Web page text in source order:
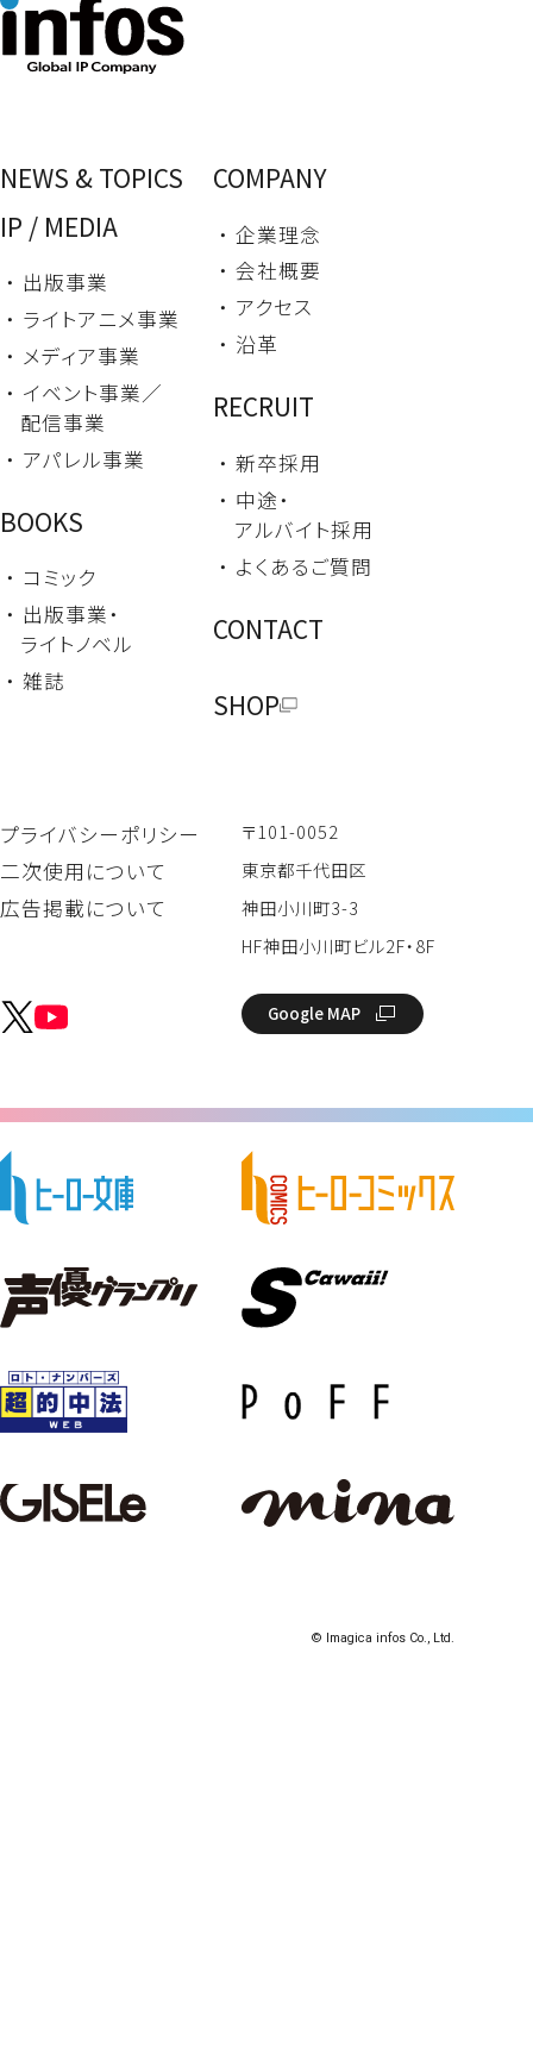
プライバシーポリシー
二次使用について
広告掲載について
〒101-0052
東京都千代田区
神田小川町3-3
HF神田小川町ビル2F・8F
Google MAP
NEWS & TOPICS
IP / MEDIA
・ 出版事業
・ ライトアニメ事業
・ メディア事業
・ イベント事業／
配信事業
・ アパレル事業
BOOKS
・ コミック
・ 出版事業・
ライトノベル
・ 雑誌
COMPANY
・ 企業理念
・ 会社概要
・ アクセス
・ 沿革
RECRUIT
・ 新卒採用
・ 中途・
アルバイト採用
・ よくあるご質問
CONTACT
SHOP
© Imagica infos Co., Ltd.